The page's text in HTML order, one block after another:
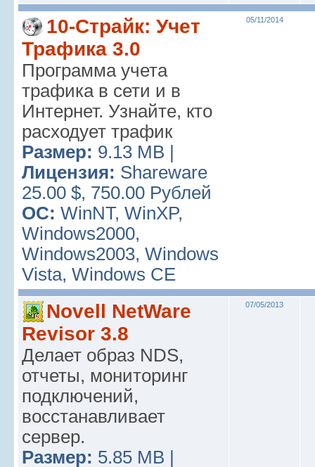
10-Страйк: Учет
Трафика 3.0
Программа учета
трафика в сети и в
Интернет. Узнайте, кто
расходует трафик
Размер: 9.13 MB |
Лицензия: Shareware
25.00 $, 750.00 Рублей
ОС: WinNT, WinXP,
Windows2000,
Windows2003, Windows
Vista, Windows CE
05/11/2014
Novell NetWare
Revisor 3.8
Делает образ NDS,
отчеты, мониторинг
подключений,
восстанавливает
сервер.
Размер: 5.85 MB |
07/05/2013